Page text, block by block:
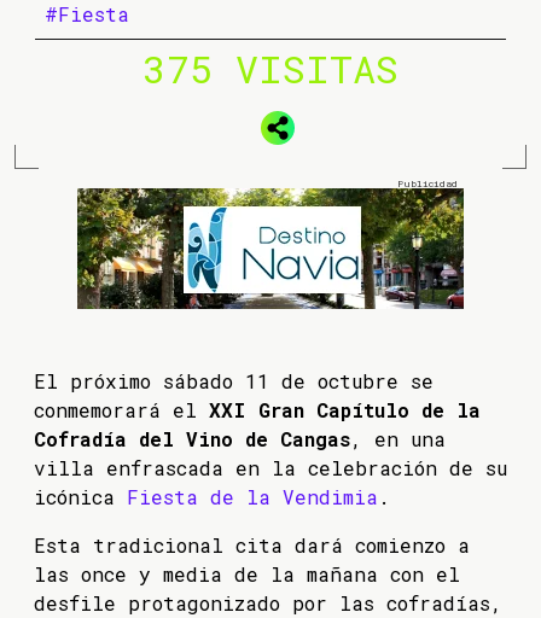
#Fiesta
375 VISITAS
El próximo sábado 11 de octubre se
conmemorará el XXI Gran Capítulo de la
Cofradía del Vino de Cangas, en una
villa enfrascada en la celebración de su
icónica Fiesta de la Vendimia .
Esta tradicional cita dará comienzo a
las once y media de la mañana con el
desfile protagonizado por las cofradías,